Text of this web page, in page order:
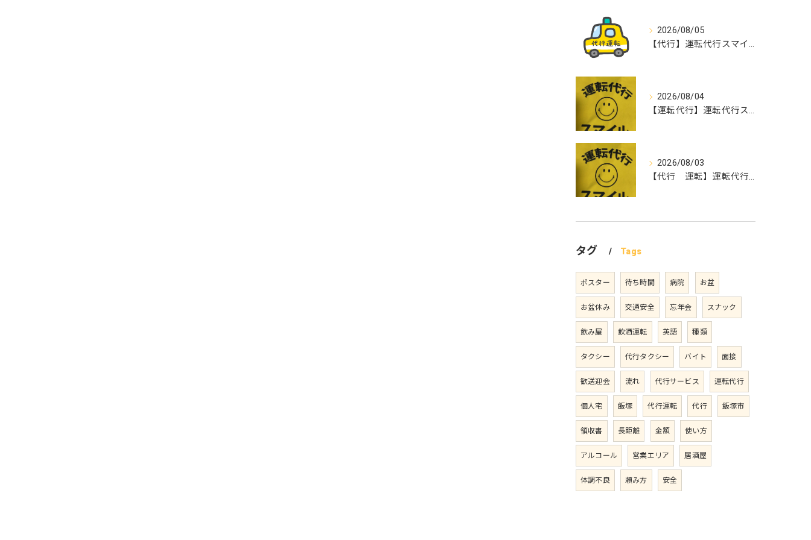
2026/08/05
【代行】運転代行スマイル
2026/08/04
【運転代行】運転代行スマイル
2026/08/03
【代行 運転】運転代行スマイル
タグ Tags
ポスター 待ち時間 病院 お盆
お盆休み 交通安全 忘年会 スナック
飲み屋 飲酒運転 英語 種類
タクシー 代行タクシー バイト 面接
歓送迎会 流れ 代行サービス 運転代行
個人宅 飯塚 代行運転 代行 飯塚市
領収書 長距離 金額 使い方
アルコール 営業エリア 居酒屋
体調不良 頼み方 安全